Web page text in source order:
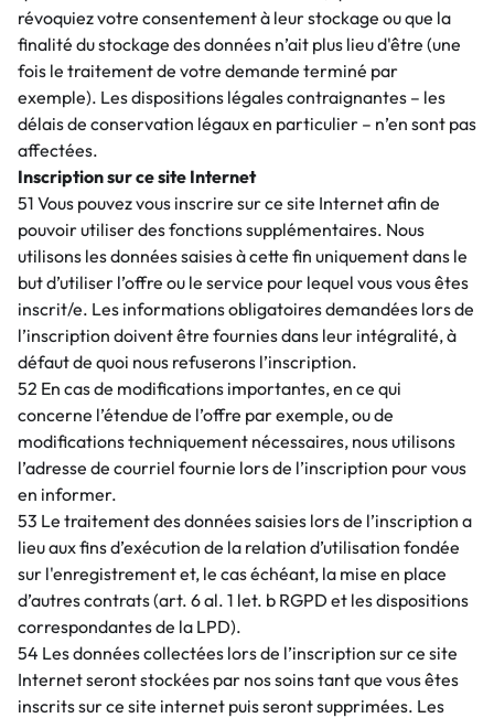
révoquiez votre consentement à leur stockage ou que la
finalité du stockage des données n’ait plus lieu d'être (une
fois le traitement de votre demande terminé par
exemple). Les dispositions légales contraignantes – les
délais de conservation légaux en particulier – n’en sont pas
affectées.
Inscription sur ce site Internet
51 Vous pouvez vous inscrire sur ce site Internet afin de
pouvoir utiliser des fonctions supplémentaires. Nous
utilisons les données saisies à cette fin uniquement dans le
but d’utiliser l’offre ou le service pour lequel vous vous êtes
inscrit/e. Les informations obligatoires demandées lors de
l’inscription doivent être fournies dans leur intégralité, à
défaut de quoi nous refuserons l’inscription.
52 En cas de modifications importantes, en ce qui
concerne l’étendue de l’offre par exemple, ou de
modifications techniquement nécessaires, nous utilisons
l’adresse de courriel fournie lors de l’inscription pour vous
en informer.
53 Le traitement des données saisies lors de l’inscription a
lieu aux fins d’exécution de la relation d’utilisation fondée
sur l'enregistrement et, le cas échéant, la mise en place
d’autres contrats (art. 6 al. 1 let. b RGPD et les dispositions
correspondantes de la LPD).
54 Les données collectées lors de l’inscription sur ce site
Internet seront stockées par nos soins tant que vous êtes
inscrits sur ce site internet puis seront supprimées. Les